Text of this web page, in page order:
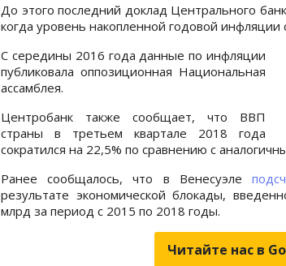
До этого последний доклад Центрального
когда уровень накопленной годовой инфляции
С середины 2016 года данные по инфляции
публиковала оппозиционная Национальная
ассамблея.
Центробанк также сообщает, что ВВП
страны в третьем квартале 2018 года
сократился на 22,5% по сравнению с
Ранее сообщалось, что в Венесуэле
результате экономической блокады,
млрд за период с 2015 по 2018 годы.
Читайте нас в